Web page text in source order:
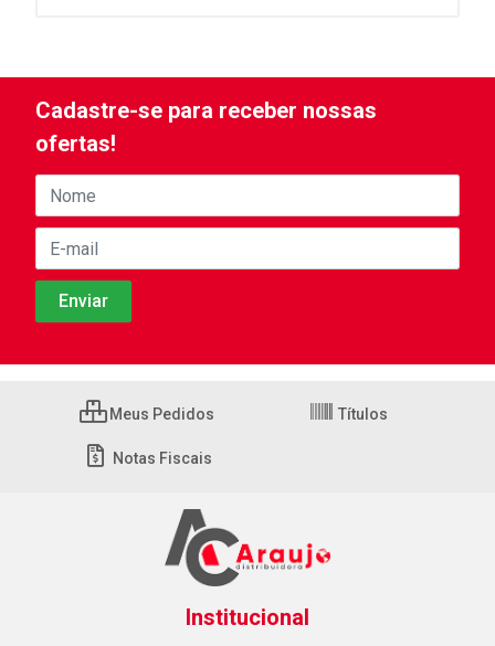
Cadastre-se para receber nossas
ofertas!
Meus Pedidos Títulos
Notas Fiscais
Institucional